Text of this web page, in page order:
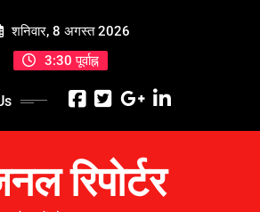
शनिवार, 8 अगस्त 2026
3:30 पूर्वाह्न
रिपोर्टर